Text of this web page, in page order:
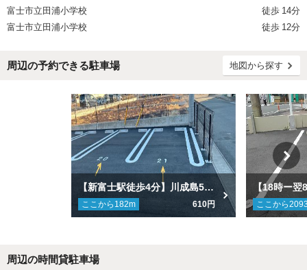
富士市立田浦小学校
徒歩 14分
富士市立田浦小学校
徒歩 12分
周辺の予約できる駐車場 地図から探す
【新富士駅徒歩4分】川成島599-5駐車場
ここから 182m 610円 ここから
周辺の時間貸駐車場